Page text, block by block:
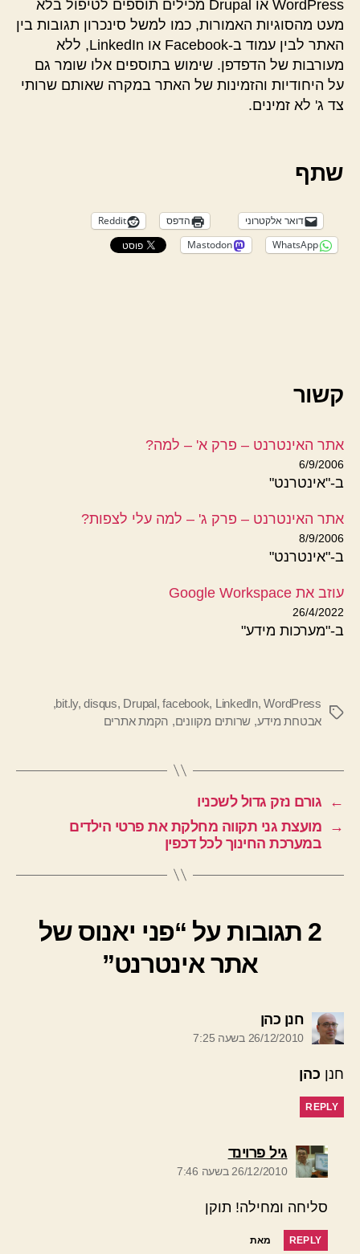
WordPress או Drupal מכילים תוספים לטיפול בלא
מעט מהסוגיות האמורות, כמו למשל סינכרון תגובות בין
האתר לבין עמוד ב-Facebook או LinkedIn, ללא
מעורבות של הדפדפן. שימוש בתוספים אלו שומר גם
על היחודיות והזמינות של האתר במקרה שאותם שרותי
צד ג' לא זמינים.
שתף
דואר אלקטרוני הדפס
Reddit
WhatsApp
Mastodon
קשור
אתר האינטרנט – פרק א' – למה?
6/9/2006
ב-"אינטרנט"
אתר האינטרנט – פרק ג' – למה עלי לצפות?
8/9/2006
ב-"אינטרנט"
עוזב את Google Workspace
26/4/2022
ב-"מערכות מידע"
תגיות
bit.ly,disqus, Drupal,facebook, LinkedIn,WordPress
,
אבטחת מידע, שרותים מקוונים, הקמת אתרים
←
גורם נזק גדול לשכניו
→
מועצת גני תקווה מחלקת את פרטי הילדים
במערכת החינוך לכל דכפין
2 תגובות על “פני יאנוס של
אתר אינטרנט”
חנן כהן
26/12/2010 בשעה 7:25
חנן כהן
REPLY
גיל פרוינדאומר:
26/12/2010 בשעה 7:46
סליחה ומחילה! תוקן
REPLY מאת